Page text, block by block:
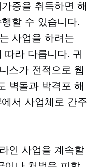
증을 취득하면 해
할 수 있습니다.
사업을 하려는
따라 다릅니다. 귀
스가 전적으로 웹
벽돌과 박격포 해
서 사업체로 간주
인 사업을 계속할